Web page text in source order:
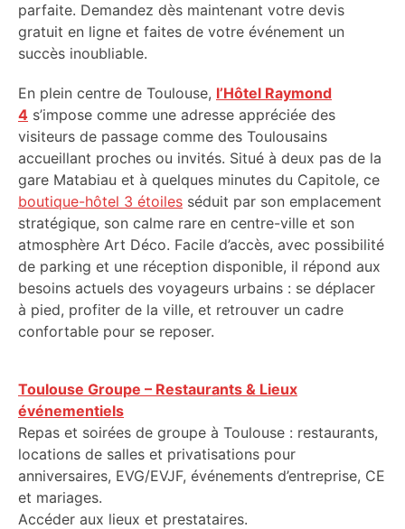
parfaite. Demandez dès maintenant votre devis
gratuit en ligne et faites de votre événement un
succès inoubliable.
En plein centre de Toulouse, l’Hôtel Raymond
4 s’impose comme une adresse appréciée des
visiteurs de passage comme des Toulousains
accueillant proches ou invités. Situé à deux pas de la
gare Matabiau et à quelques minutes du Capitole, ce
boutique-hôtel 3 étoiles séduit par son emplacement
stratégique, son calme rare en centre-ville et son
atmosphère Art Déco. Facile d’accès, avec possibilité
de parking et une réception disponible, il répond aux
besoins actuels des voyageurs urbains : se déplacer
à pied, profiter de la ville, et retrouver un cadre
confortable pour se reposer.
Toulouse Groupe – Restaurants & Lieux
événementiels
Repas et soirées de groupe à Toulouse : restaurants,
locations de salles et privatisations pour
anniversaires, EVG/EVJF, événements d’entreprise, CE
et mariages.
Accéder aux lieux et prestataires.